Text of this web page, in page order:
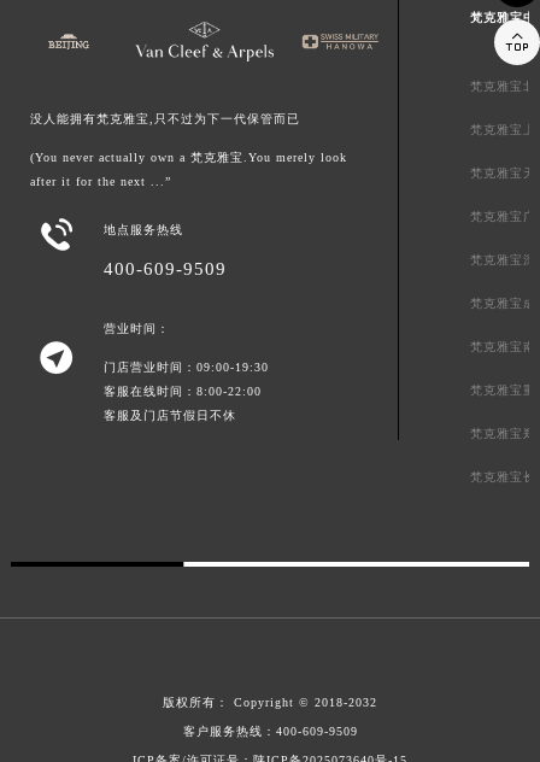
没人能拥有梵克雅宝,只不过为下一代保管而已
(You never actually own a 梵克雅宝.You merely look
after it for the next ...”
 地点服务热线
400-609-9509

营业时间：
门店营业时间：09:00-19:30
客服在线时间：8:00-22:00
客服及门店节假日不休
梵克雅宝中
梵克雅宝北
梵克雅宝上
梵克雅宝天
梵克雅宝广
梵克雅宝深
梵克雅宝成
梵克雅宝南
梵克雅宝重
梵克雅宝郑
梵克雅宝长
版权所有： Copyright © 2018-2032
客户服务热线： 400-609-9509
